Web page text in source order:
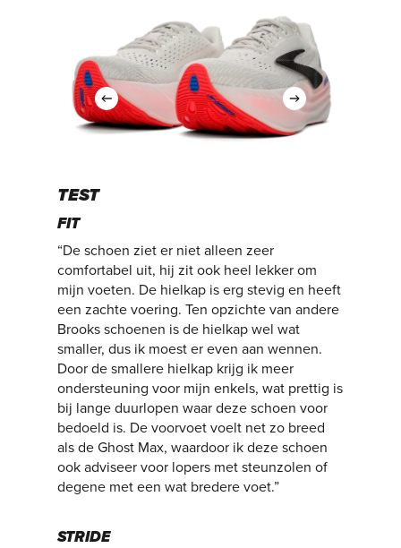
TEST
FIT
“De schoen ziet er niet alleen zeer
comfortabel uit, hij zit ook heel lekker om
mijn voeten. De hielkap is erg stevig en heeft
een zachte voering. Ten opzichte van andere
Brooks schoenen is de hielkap wel wat
smaller, dus ik moest er even aan wennen.
Door de smallere hielkap krijg ik meer
ondersteuning voor mijn enkels, wat prettig is
bij lange duurlopen waar deze schoen voor
bedoeld is. De voorvoet voelt net zo breed
als de Ghost Max, waardoor ik deze schoen
ook adviseer voor lopers met steunzolen of
degene met een wat bredere voet.”
STRIDE